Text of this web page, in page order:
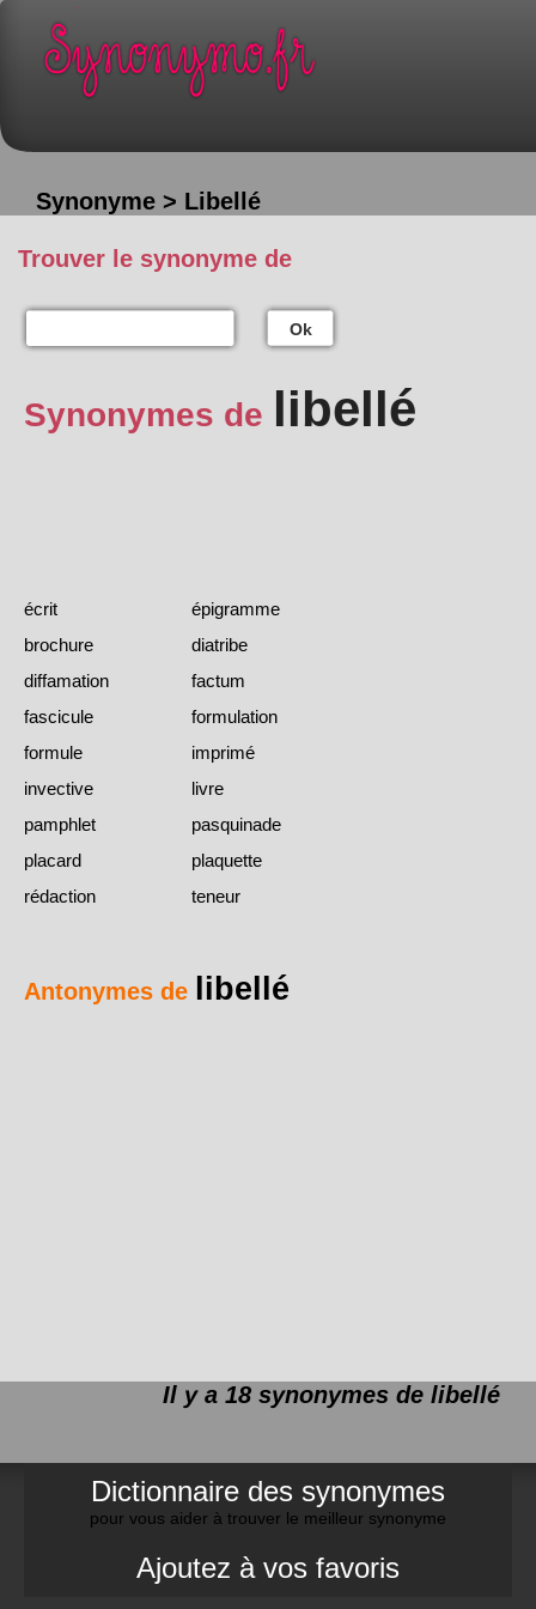
Synonyme > Libellé
Trouver le synonyme de
Ok
Synonymes de libellé
écrit
épigramme
brochure
diatribe
diffamation
factum
fascicule
formulation
formule
imprimé
invective
livre
pamphlet
pasquinade
placard
plaquette
rédaction
teneur
Antonymes de libellé
Il y a 18 synonymes de libellé
Dictionnaire des synonymes
pour vous aider à trouver le meilleur synonyme
Ajoutez à vos favoris